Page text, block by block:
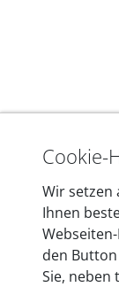
In den Kfz-
mehr als
entwickeln
Berlin
heute
Cookie-
Wir setzen
Ihnen
den Button
Sie, neben